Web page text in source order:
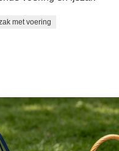
met voering